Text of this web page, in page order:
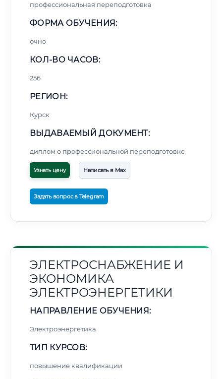
профессиональная переподготовка
ФОРМА ОБУЧЕНИЯ:
очно
КОЛ-ВО ЧАСОВ:
256
РЕГИОН:
Курск
ВЫДАВАЕМЫЙ ДОКУМЕНТ:
диплом о профессиональной переподготовке
Узнать цену Написать в Max
Задать вопрос в Telegram
ЭЛЕКТРОСНАБЖЕНИЕ И
ЭКОНОМИКА
ЭЛЕКТРОЭНЕРГЕТИКИ
НАПРАВЛЕНИЕ ОБУЧЕНИЯ:
Электроэнергетика
ТИП КУРСОВ:
повышение квалификации